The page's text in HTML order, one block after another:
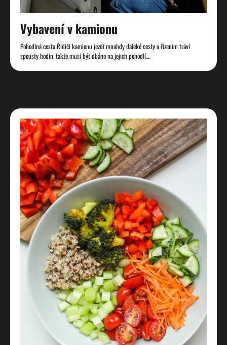
Vybavení v kamionu
Pohodlná cesta Řidiči kamionu jezdí mnohdy daleké cesty a řízením tráví
spousty hodin, takže musí být dbáno na jejich pohodlí.…